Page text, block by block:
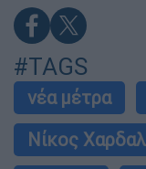
#TAGS
νέα μέτρα
Νίκος